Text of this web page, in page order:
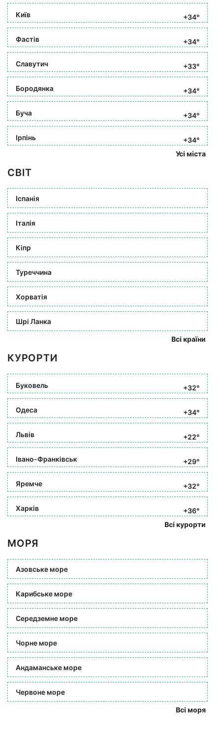
Київ +34°
Фастів +34°
Славутич +33°
Бородянка +34°
Буча +34°
Ірпінь
+34°
Усі міста
СВІТ
Іспанія
Італія
Кіпр
Туреччина
Хорватія
Шрі Ланка
Всі країни
КУРОРТИ
Буковель +32°
Одеса +34°
Львів +22°
Івано-Франківськ +29°
Яремче +32°
Харків
+36°
Всі курорти
МОРЯ
Азовське море
Карибське море
Середземне море
Чорне море
Андаманське море
Червоне море
Всі моря